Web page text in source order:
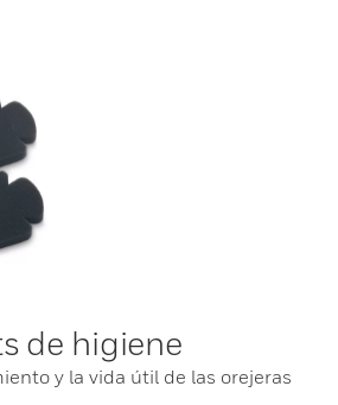
de higiene
y la vida útil de las orejeras